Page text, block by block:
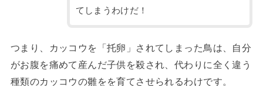
てしまうわけだ！
つまり、カッコウを「托卵」されてしまった鳥は、自分
がお腹を痛めて産んだ子供を殺され、代わりに全く違う
種類のカッコウの雛をを育てさせられるわけです。